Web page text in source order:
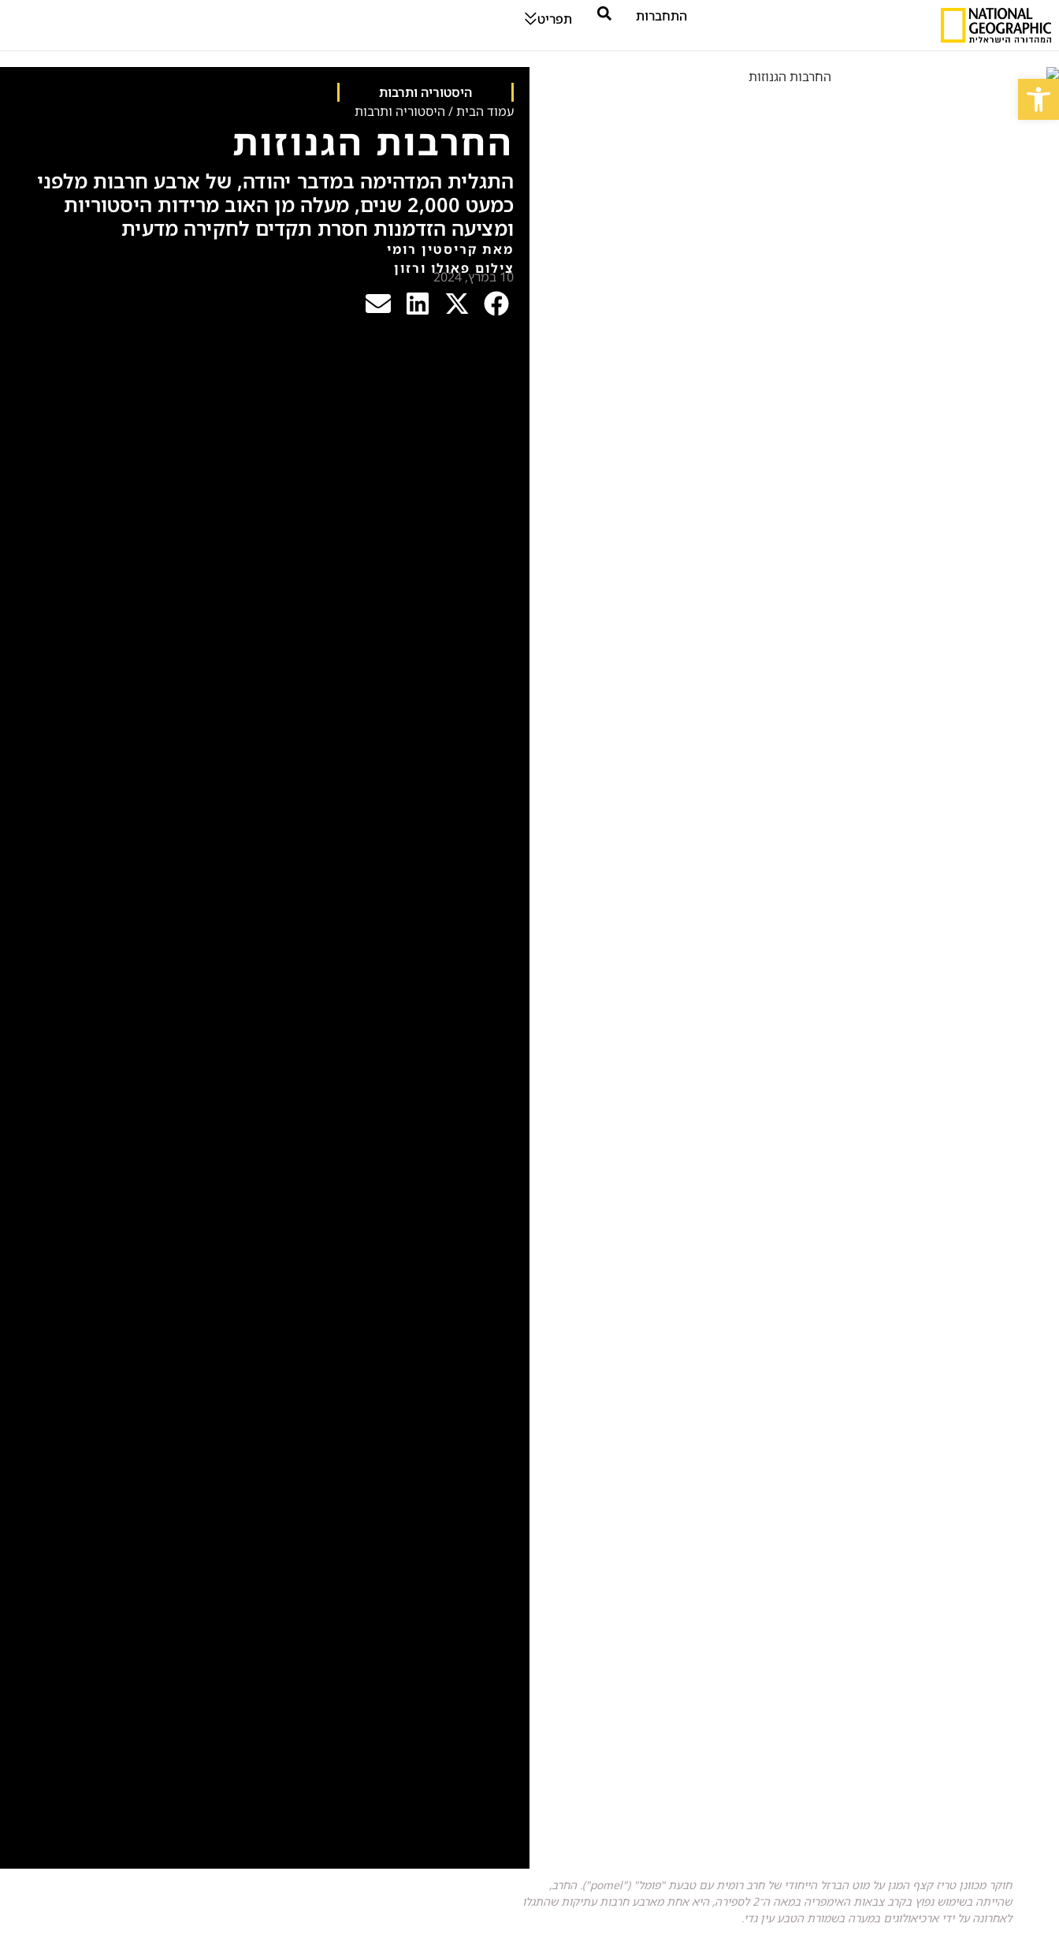
פתח סרגל נגישות
התחברות תפריט
היסטוריה ותרבות
עמוד הבית/ היסטוריה ותרבות
החרבות הגנוזות
התגלית המדהימה במדבר יהודה, של ארבע חרבות מלפני
כמעט 2,000 שנים, מעלה מן האוב מרידות היסטוריות
ומציעה הזדמנות חסרת תקדים לחקירה מדעית
מאת קריסטין רומי
צילום פאולו ורזון
10 במרץ, 2024
חוקר מכוונן טריז קצף המגן על מוט הברזל הייחודי של חרב רומית עם טבעת "פומל" ("pomel"). החרב,
שהייתה בשימוש נפוץ בקרב צבאות האימפריה במאה ה־2 לספירה, היא אחת מארבע חרבות עתיקות שהתגלו
לאחרונה על ידי ארכיאולוגים במערה בשמורת הטבע עין גדי.